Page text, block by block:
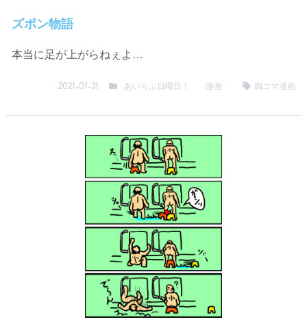
ズボン物語
本当に足が上がらねぇよ…
2021-01-31 あいらぶ日曜日！ 漫画 四コマ漫画